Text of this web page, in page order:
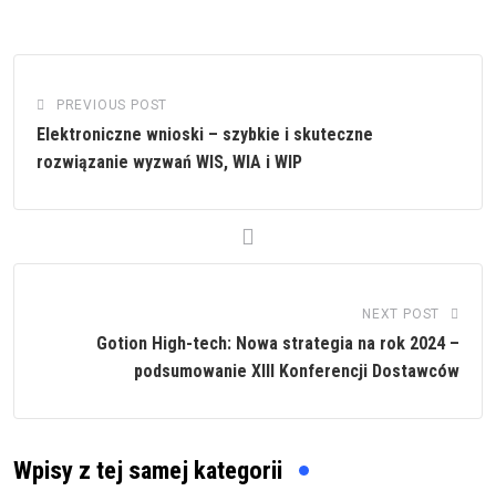
PREVIOUS POST
Elektroniczne wnioski – szybkie i skuteczne
rozwiązanie wyzwań WIS, WIA i WIP
NEXT POST
Gotion High-tech: Nowa strategia na rok 2024 –
podsumowanie XIII Konferencji Dostawców
Wpisy z tej samej kategorii